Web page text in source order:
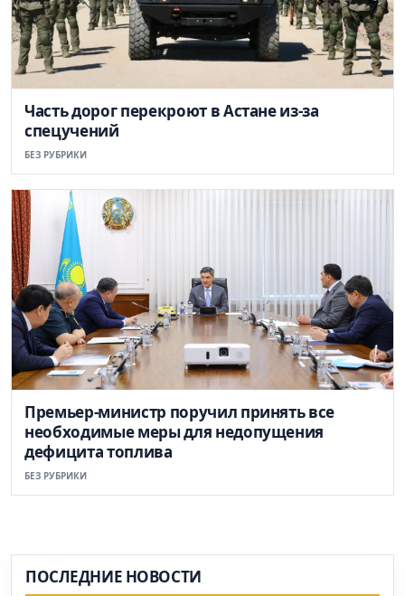
Часть дорог перекроют в Астане из-за
спецучений
БЕЗ РУБРИКИ
Премьер-министр поручил принять все
необходимые меры для недопущения
дефицита топлива
БЕЗ РУБРИКИ
ПОСЛЕДНИЕ НОВОСТИ